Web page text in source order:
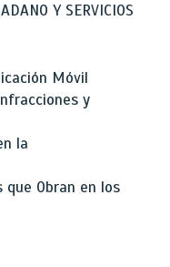
Y SERVICIOS
Móvil
y
la
que Obran en los